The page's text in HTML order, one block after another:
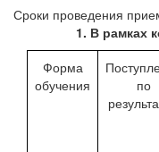
Сроки проведения
1. В рамках
Форма
обучения
по